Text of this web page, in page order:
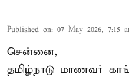
Published on: 07 May 2026, 7:15
சென்னை,
தமிழ்நாடு மாணவர்